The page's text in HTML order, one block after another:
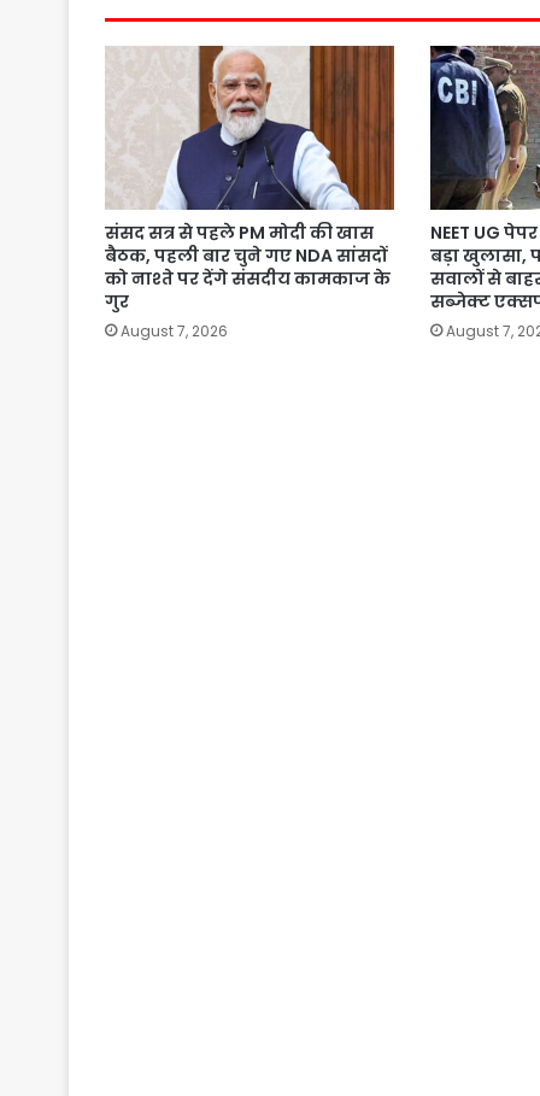
संसद सत्र से पहले PM मोदी की खास
बैठक, पहली बार चुने गए NDA सांसदों
को नाश्ते पर देंगे संसदीय कामकाज के
गुर
August 7, 2026
NEET UG
बड़ा खुलासा,
सवालों से
सब्जेक्ट
August 7,